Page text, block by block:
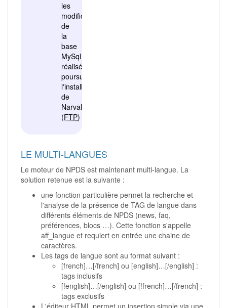
les
modifications
de
la
base
MySql
réalisées,
poursuivre
l'installation
de
Narval
(FTP)
LE MULTI-LANGUES
Le moteur de NPDS est maintenant multi-langue. La
solution retenue est la suivante :
une fonction particulière permet la recherche et
l'analyse de la présence de TAG de langue dans
différents éléments de NPDS (news, faq,
préférences, blocs …). Cette fonction s'appelle
aff_langue et requiert en entrée une chaine de
caractères.
Les tags de langue sont au format suivant :
[french]…[/french] ou [english]…[/english] :
tags inclusifs
[!english]…[/english] ou [!french]…[/french] :
tags exclusifs
L'éditeur HTML permet un insertion simple via une